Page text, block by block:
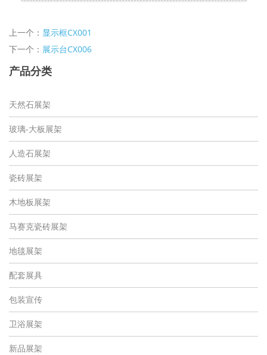
上一个： 显示框CX001
下一个： 展示台CX006
产品分类
天然石展架
玻璃-大板展架
人造石展架
瓷砖展架
木地板展架
马赛克瓷砖展架
地毯展架
配套展具
包装宣传
卫浴展架
新品展架